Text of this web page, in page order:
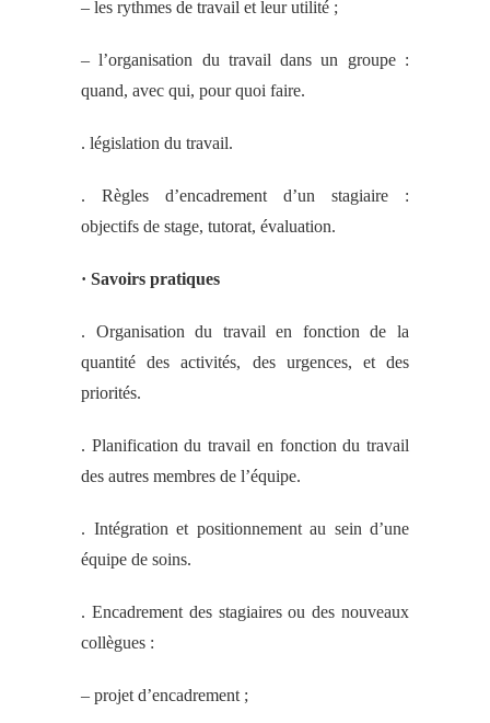
– les rythmes de travail et leur utilité ;
– l’organisation du travail dans un groupe :
quand, avec qui, pour quoi faire.
. législation du travail.
. Règles d’encadrement d’un stagiaire :
objectifs de stage, tutorat, évaluation.
· Savoirs pratiques
. Organisation du travail en fonction de la
quantité des activités, des urgences, et des
priorités.
. Planification du travail en fonction du travail
des autres membres de l’équipe.
. Intégration et positionnement au sein d’une
équipe de soins.
. Encadrement des stagiaires ou des nouveaux
collègues :
– projet d’encadrement ;